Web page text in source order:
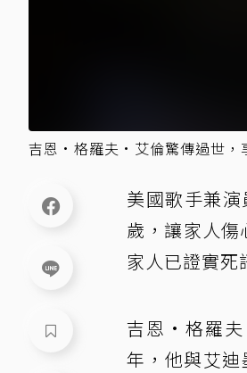
吉恩·格羅夫·艾倫驚傳過世，
美國歌手兼
歲，讓家人
家人已證實死
吉恩·格羅夫
年，他與艾